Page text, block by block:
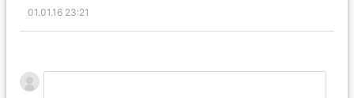
01.01.16 23:21